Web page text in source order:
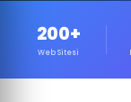
200+
Web Sitesi